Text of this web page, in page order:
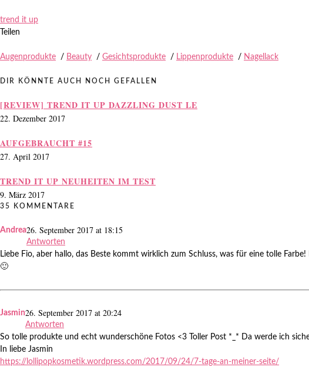
trend it up
Teilen
Augenprodukte / Beauty / Gesichtsprodukte / Lippenprodukte / Nagellack
DIR KÖNNTE AUCH NOCH GEFALLEN
[REVIEW] TREND IT UP DAZZLING DUST LE
22. Dezember 2017
AUFGEBRAUCHT #15
27. April 2017
TREND IT UP NEUHEITEN IM TEST
9. März 2017
35 KOMMENTARE
Andrea26. September 2017 at 18:15
Antworten
Liebe Fio, aber hallo, das Beste kommt wirklich zum Schluss, was für eine tolle
🙂
Jasmin26. September 2017 at 20:24
Antworten
So tolle produkte und echt wunderschöne Fotos <3 Toller Post *_* Da werde ich
In liebe Jasmin
https://lollipopkosmetik.wordpress.com/2017/09/24/7-tage-an-meiner-seite/